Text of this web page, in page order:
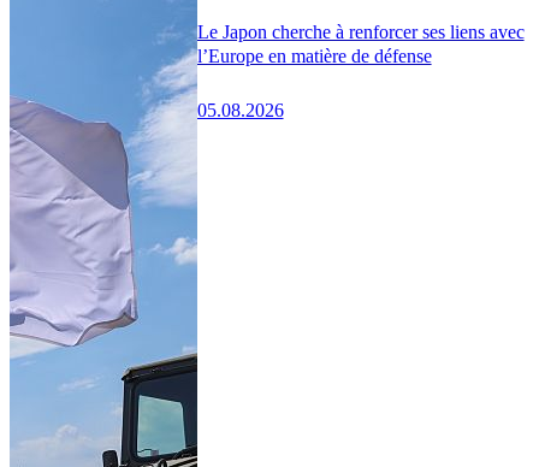
Le Japon cherche à renforcer ses liens avec
l’Europe en matière de défense
05.08.2026